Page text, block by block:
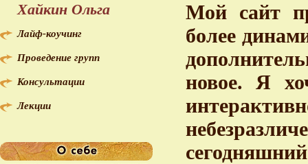
Хайкин Ольга
Лайф-коучинг
Проведение групп
Консультации
Лекции
Мой сайт
более
новое. Я